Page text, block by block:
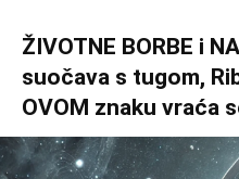
ŽIVOTNE BORBE i
suočava s tugom,
OVOM znaku vraća